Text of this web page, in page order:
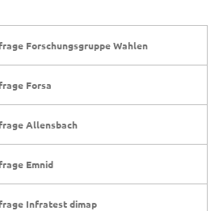
Forschungsgruppe Wahlen
Forsa
Allensbach
Emnid
Infratest dimap